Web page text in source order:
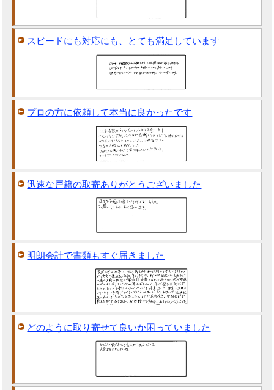
スピードにも対応にも、とても満足しています
プロの方に依頼して本当に良かったです
迅速な戸籍の取寄ありがとうございました
明朗会計で書類もすぐ届きました
どのように取り寄せて良いか困っていました